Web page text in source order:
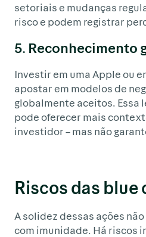
setoriais e mudanças
risco e podem registrar
5. Reconhecimento
Investir em uma Apple ou
apostar em modelos de
globalmente aceitos.
pode oferecer mais
investidor – mas não
Riscos das blue
A solidez dessas ações
com imunidade. Há riscos